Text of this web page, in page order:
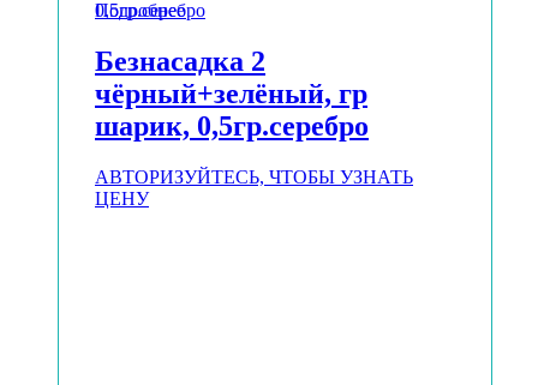
Подробнее
Безнасадка 2
чёрный+зелёный, гр
шарик, 0,5гр.серебро
АВТОРИЗУЙТЕСЬ, ЧТОБЫ УЗНАТЬ
ЦЕНУ